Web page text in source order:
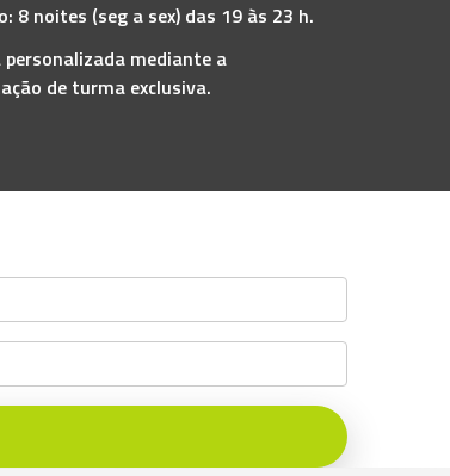
8 noites (seg a sex) das 19 às 23 h.
personalizada mediante a
de turma exclusiva.